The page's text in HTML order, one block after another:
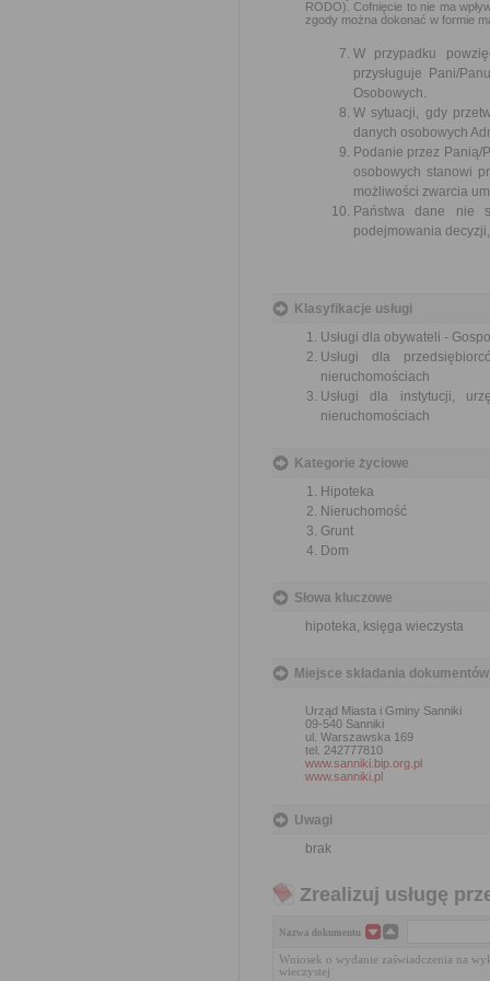
RODO). Cofnięcie to nie ma
zgody można dokonać w formie
W przypadku
przysługuje Pani/
Osobowych.
W sytuacji, gdy
danych osobowych
Podanie przez Panią/
osobowych stanowi
możliwości zwarcia
Państwa dane nie
podejmowania
Klasyfikacje usługi
Usługi dla obywateli -
Usługi dla
nieruchomościach
Usługi dla instytucji,
nieruchomościach
Kategorie życiowe
Hipoteka
Nieruchomość
Grunt
Dom
Słowa kluczowe
hipoteka, księga wieczysta
Miejsce składania dokumentów
Urząd Miasta i Gminy Sanniki
09-540 Sanniki
ul. Warszawska 169
tel. 242777810
www.sanniki.bip.org.pl
www.sanniki.pl
Uwagi
brak
Zrealizuj usługę
Nazwa dokumentu
Wniosek o wydanie zaświadczenia na
wieczystej